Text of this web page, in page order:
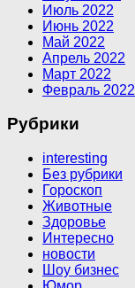
Июль 2022
Июнь 2022
Май 2022
Апрель 2022
Март 2022
Февраль 2022
Рубрики
interesting
Без рубрики
Гороскоп
Животные
Здоровье
Интересно
новости
Шоу бизнес